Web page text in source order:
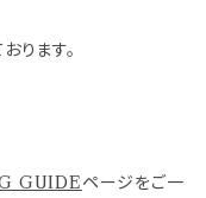
ります。
GUIDEページをご一